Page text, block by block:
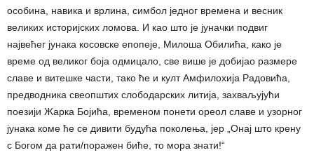
особина, навика и врлина, симбол једног времена и весник
великих историјских ломова. И као што је јуначки подвиг
највећег јунака косовске епопеје, Милоша Обилића, како је
време од великог боја одмицало, све више је добијао размере
славе и витешке части, тако ће и култ Амфилохија Радовића,
предводника свеопштих слободарских литија, захваљујући
поезији Жарка Бојића, временом понети ореол славе и узорног
јунака коме ће се дивити будућа поколења, јер „Онај што крену
с Богом да рати/поражен биће, то мора знати!“